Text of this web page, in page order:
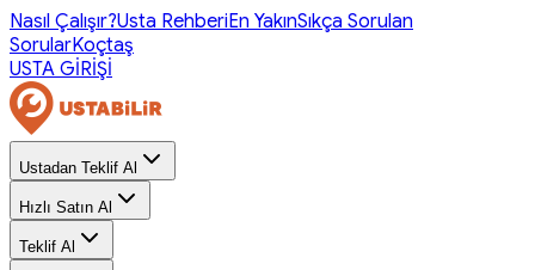
Nasıl Çalışır?Usta RehberiEn YakınSıkça Sorulan
SorularKoçtaş
USTA GİRİŞİ
Ustadan Teklif Al
Hızlı Satın Al
Teklif Al